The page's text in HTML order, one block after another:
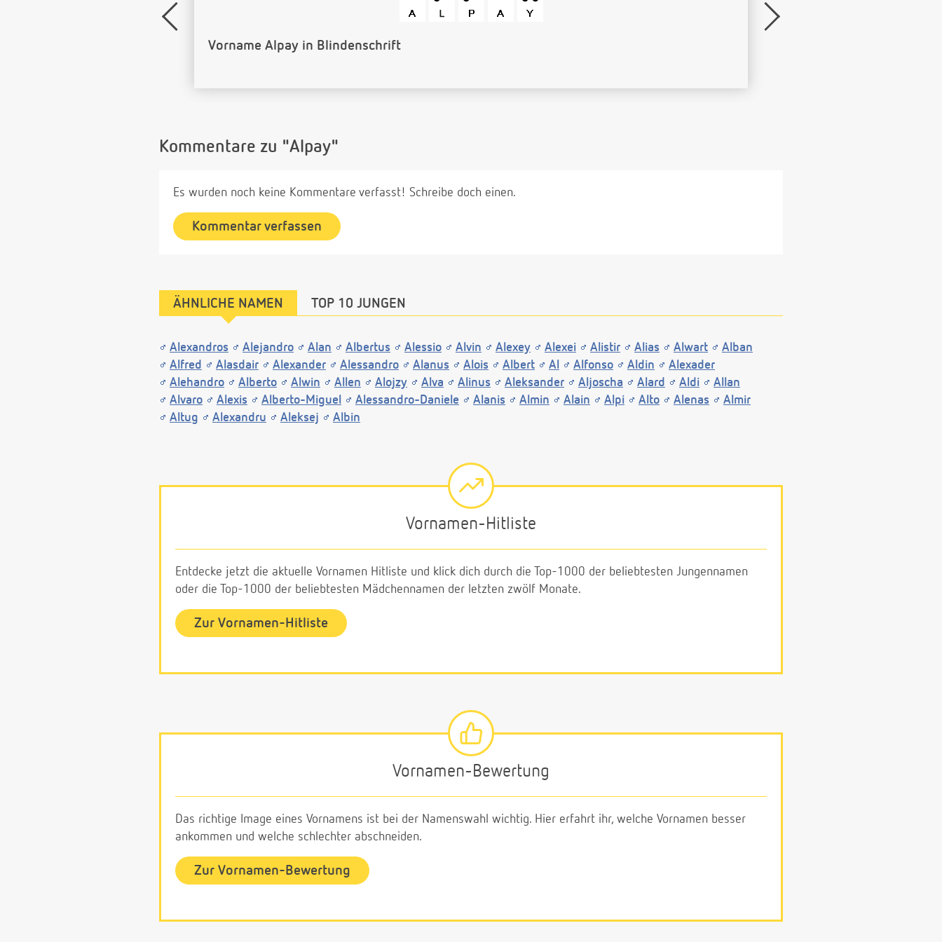
Name Alpay als Barcode
Kommentare zu "Alpay"
Es wurden noch keine Kommentare verfasst! Schreibe doch einen.
Kommentar verfassen
ÄHNLICHE NAMEN TOP 10 JUNGEN
Alexandros Alejandro Alan Albertus Alessio Alvin Alexey Alexei Alistir Alias Alwart
Alban
Alfred
Alasdair Alexander Alessandro Alanus Alois Albert Al Alfonso Aldin
Alexader
Alehandro
Alberto Alwin Allen Alojzy Alva Alinus Aleksander Aljoscha Alard Aldi
Allan
Alvaro
Alexis Alberto-Miguel Alessandro-Daniele Alanis Almin Alain Alpi Alto Alenas
Almir
Altug
Alexandru Aleksej Albin
Vornamen-Hitliste
Entdecke jetzt die aktuelle Vornamen Hitliste und klick dich durch die Top-1000 der beliebtesten Jungennamen
oder die Top-1000 der beliebtesten Mädchennamen der letzten zwölf Monate.
Zur Vornamen-Hitliste
Vornamen-Bewertung
Das richtige Image eines Vornamens ist bei der Namenswahl wichtig. Hier erfahrt ihr, welche Vornamen besser
ankommen und welche schlechter abschneiden.
Zur Vornamen-Bewertung